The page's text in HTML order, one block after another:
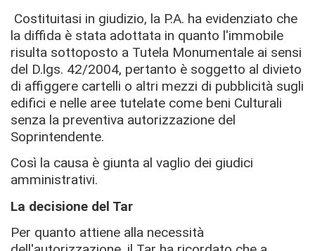
Costituitasi in giudizio, la P.A. ha evidenziato che
la diffida è stata adottata in quanto l'immobile
risulta sottoposto a Tutela Monumentale ai sensi
del D.lgs. 42/2004, pertanto è soggetto al divieto
di affiggere cartelli o altri mezzi di pubblicità sugli
edifici e nelle aree tutelate come beni Culturali
senza la preventiva autorizzazione del
Soprintendente.
Così la causa è giunta al vaglio dei giudici
amministrativi.
La decisione del Tar
Per quanto attiene alla necessità